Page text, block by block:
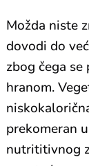
Možda niste
dovodi do
zbog čega
hranom.
prekomeran
nutrititivnog